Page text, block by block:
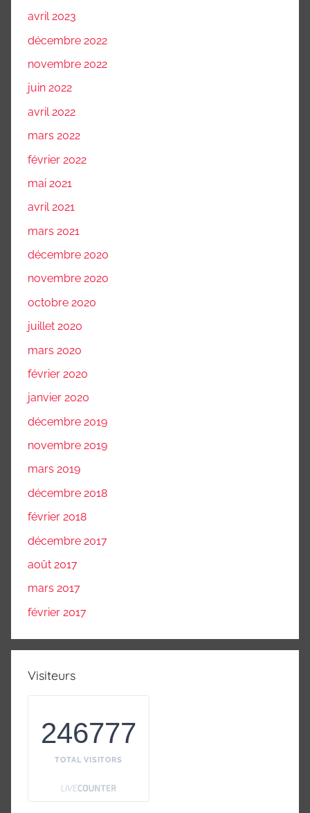
avril 2023
décembre 2022
novembre 2022
juin 2022
avril 2022
mars 2022
février 2022
mai 2021
avril 2021
mars 2021
décembre 2020
novembre 2020
octobre 2020
juillet 2020
mars 2020
février 2020
janvier 2020
décembre 2019
novembre 2019
mars 2019
décembre 2018
février 2018
décembre 2017
août 2017
mars 2017
février 2017
Visiteurs
246777
TOTAL VISITORS